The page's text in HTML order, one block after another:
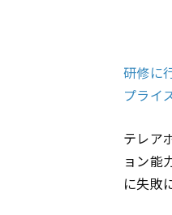
研修に
プライ
テレア
ョン能
に失敗